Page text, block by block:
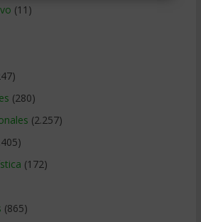
(11)
(280)
(2.257)
(172)
(865)